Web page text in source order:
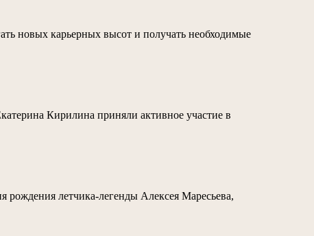
новых карьерных высот и получать необходимые
Кирилина приняли активное участие в
летчика-легенды Алексея Маресьева,